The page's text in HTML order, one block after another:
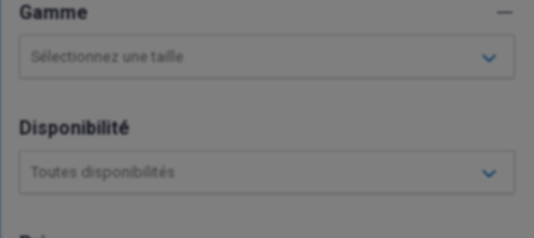
Gamme
Sélectionnez une taille
Disponibilité
Toutes disponibilités